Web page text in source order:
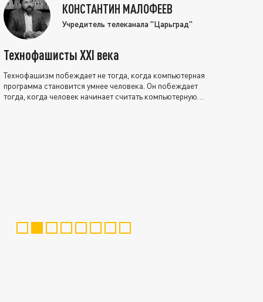
КОНСТАНТИН МАЛОФЕЕВ
Учредитель телеканала "Царьград"
Технофашисты XXI века
Технофашизм побеждает не тогда, когда компьютерная
программа становится умнее человека. Он побеждает
тогда, когда человек начинает считать компьютерную